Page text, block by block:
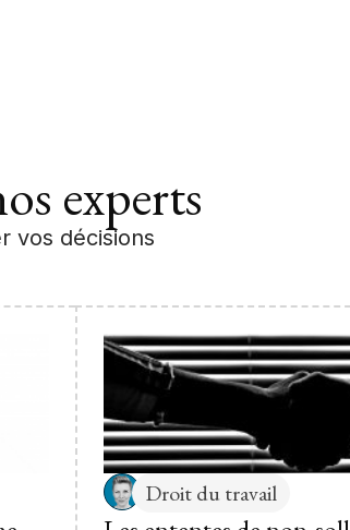
experts
vos décisions
Droit du travail